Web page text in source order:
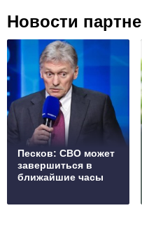
Новости
Песков: СВО может
завершиться в
ближайшие часы